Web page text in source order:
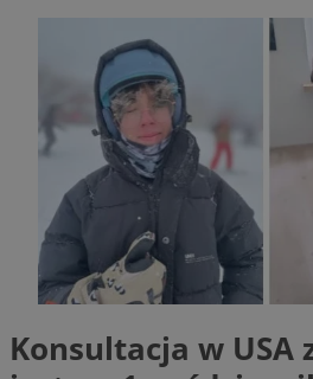
Konsultacja w USA